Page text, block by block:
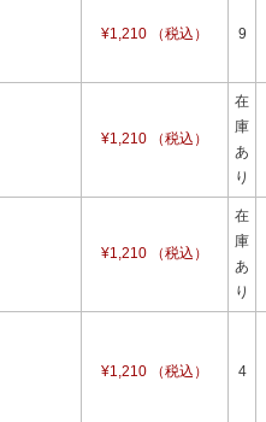
¥1,210 （税込） 9
¥1,210 （税込）
在
庫
あ
り
¥1,210 （税込）
在
庫
あ
り
¥1,210 （税込） 4